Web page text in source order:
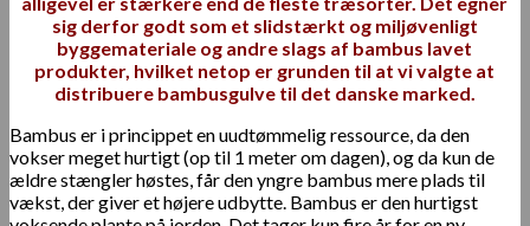
sig derfor godt som et slidstærkt og miljøvenligt
byggemateriale og andre slags af bambus lavet
produkter, hvilket netop er grunden til at vi valgte at
distribuere bambusgulve til det danske marked.
Bambus er i princippet en uudtømmelig ressource, da den
vokser meget hurtigt (op til 1 meter om dagen), og da kun de
ældre stængler høstes, får den yngre bambus mere plads til
vækst, der giver et højere udbytte. Bambus er den hurtigst